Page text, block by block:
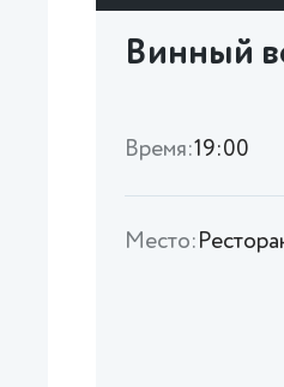
Винный
Время:19:00
Место: